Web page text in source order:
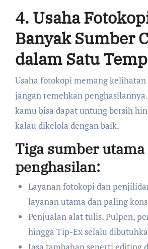
4. Usaha
Banyak Sumber
dalam Satu
Usaha fotokopi memang
jangan remehkan
kamu bisa dapat untung bersih
kalau dikelola dengan baik.
Tiga sumber utama
penghasilan:
Layanan fotokopi dan
layanan utama dan paling
Penjualan alat tulis. Pulpen,
hingga Tip-Ex selalu